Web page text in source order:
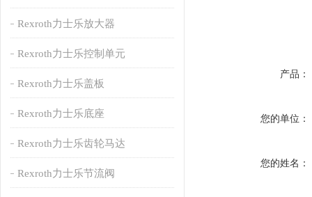
Rexroth力士乐放大器
Rexroth力士乐控制单元
Rexroth力士乐盖板
Rexroth力士乐底座
Rexroth力士乐齿轮马达
Rexroth力士乐节流阀
产品：
您的单位：
您的姓名：